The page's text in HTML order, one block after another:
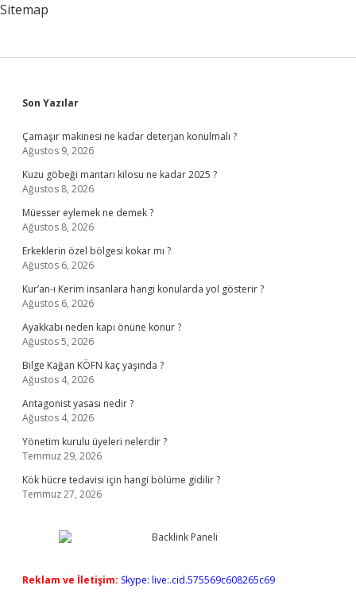
Sitemap
Sidebar
Son Yazılar
Çamaşır makinesi ne kadar deterjan konulmalı ?
Ağustos 9, 2026
Kuzu göbeği mantarı kilosu ne kadar 2025 ?
Ağustos 8, 2026
Müesser eylemek ne demek ?
Ağustos 8, 2026
Erkeklerin özel bölgesi kokar mı ?
Ağustos 6, 2026
Kur’an-ı Kerim insanlara hangi konularda yol gösterir ?
Ağustos 6, 2026
Ayakkabı neden kapı önüne konur ?
Ağustos 5, 2026
Bilge Kağan KÖFN kaç yaşında ?
Ağustos 4, 2026
Antagonist yasası nedir ?
Ağustos 4, 2026
Yönetim kurulu üyeleri nelerdir ?
Temmuz 29, 2026
Kök hücre tedavisi için hangi bölüme gidilir ?
Temmuz 27, 2026
Reklam ve İletişim: Skype: live:.cid.575569c608265c69